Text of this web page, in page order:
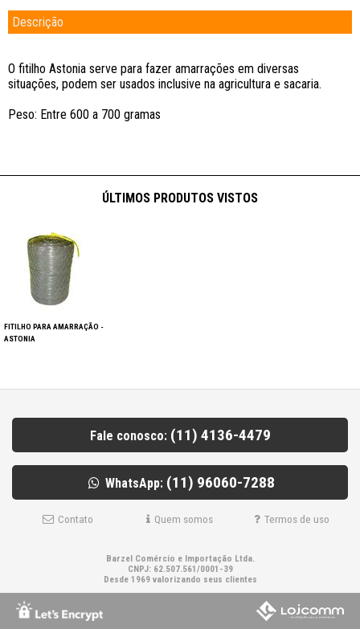
Descrição
O fitilho Astonia serve para fazer amarrações em diversas
situações, podem ser usados inclusive na agricultura e sacaria.
Peso: Entre 600 a 700 gramas
ÚLTIMOS PRODUTOS VISTOS
FITILHO PARA AMARRAÇÃO -
ASTONIA
Fale conosco: (11) 4136-4479
WhatsApp: (11) 96060-7288
Contato Quem somos Termos de uso
Barzel Comércio e Importação Ltda.
CNPJ: 62.507.561/0001-39
Desde 1969 valorizando seus clientes